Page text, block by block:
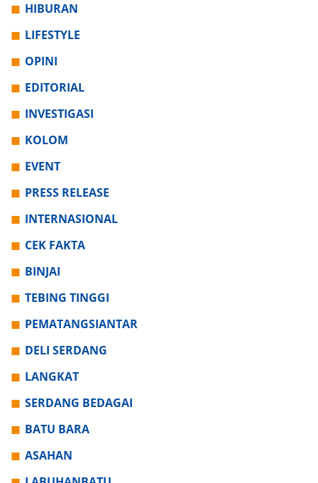
HIBURAN
LIFESTYLE
OPINI
EDITORIAL
INVESTIGASI
KOLOM
EVENT
PRESS RELEASE
INTERNASIONAL
CEK FAKTA
BINJAI
TEBING TINGGI
PEMATANGSIANTAR
DELI SERDANG
LANGKAT
SERDANG BEDAGAI
BATU BARA
ASAHAN